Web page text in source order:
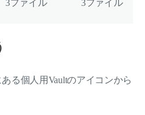
3ファイル 3ファイル
る個人用Vaultのアイコンから